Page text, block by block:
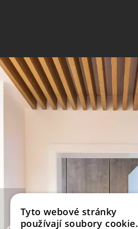
Tyto webové stránky
používají soubory cookie.